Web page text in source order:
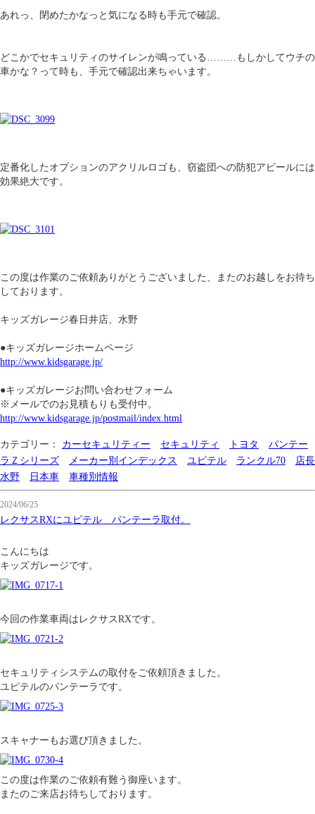
あれっ、閉めたかなっと気になる時も手元で確認。
どこかでセキュリティのサイレンが鳴っている………もしかしてウチの
車かな？って時も、手元で確認出来ちゃいます。
定番化したオプションのアクリルロゴも、窃盗団への防犯アピールには
効果絶大です。
この度は作業のご依頼ありがとうございました、またのお越しをお待ち
しております。
キッズガレージ春日井店、水野
●キッズガレージホームページ
http://www.kidsgarage.jp/
●キッズガレージお問い合わせフォーム
※メールでのお見積もりも受付中。
http://www.kidsgarage.jp/postmail/index.html
カテゴリー： カーセキュリティー セキュリティ トヨタ
パンテー
ラＺシリーズ
メーカー別インデックス ユピテル ランクル70
店長
水野
日本車 車種別情報
2024/06/25
レクサスRXにユピテル パンテーラ取付。
こんにちは
キッズガレージです。
今回の作業車両はレクサスRXです。
セキュリティシステムの取付をご依頼頂きました。
ユピテルのパンテーラです。
スキャナーもお選び頂きました。
この度は作業のご依頼有難う御座います。
またのご来店お待ちしております。